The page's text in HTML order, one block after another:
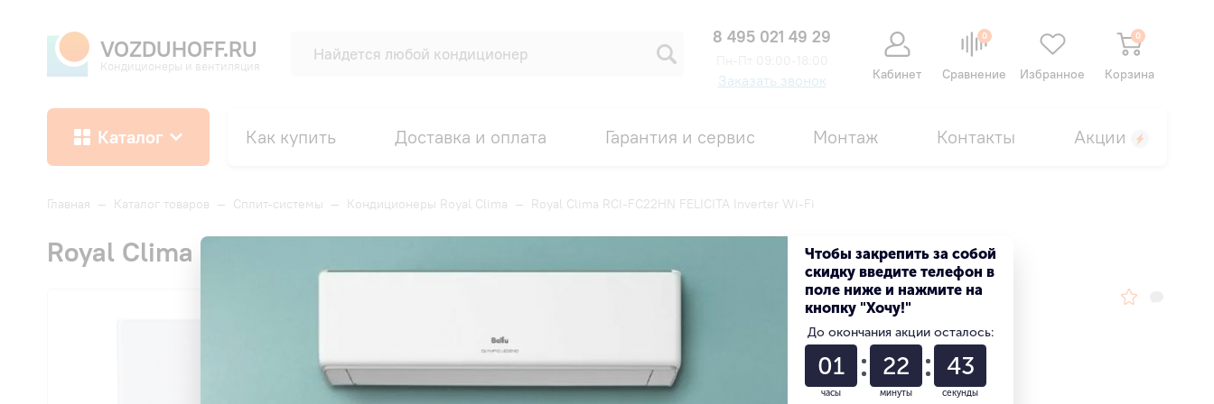
VOZDUHOFF.RU
Кондиционеры и вентиляция
8 495 021 49 29
Заказать звонок Кабинет
0
Сравнение Избранное
0
Корзина
Каталог Как купить Доставка и оплата Гарантия и сервис Монтаж Контакты Акции
Главная — Каталог товаров — Сплит-системы — Кондиционеры Royal Clima — Royal Clima RCI-FC22HN FELICITA Inverter Wi-Fi
Royal Clima RCI-FC22HN FELICITA Inverter Wi-Fi
Получить скидку
Чтобы закрепить за собой
скидку введите телефон в
поле ниже и нажмите на
кнопку "Хочу!"
До окончания акции осталось:
01
часы
22
минуты
42
секунды